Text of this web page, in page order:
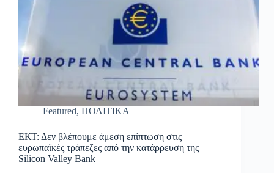
Featured, ΠΟΛΙΤΙΚΑ
ΕΚΤ: Δεν βλέπουμε άμεση επίπτωση στις
ευρωπαϊκές τράπεζες από την κατάρρευση της
Silicon Valley Bank